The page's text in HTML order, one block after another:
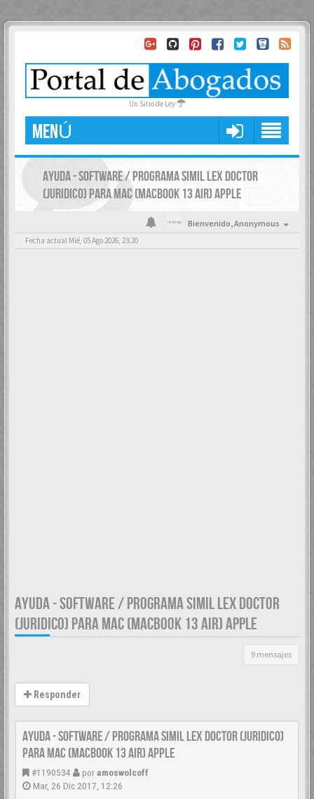
Un Sitio de Ley
MENÚ
AYUDA - SOFTWARE / PROGRAMA SIMIL LEX DOCTOR
(JURIDICO) PARA MAC (MACBOOK 13 AIR) APPLE
Bienvenido,Anonymous
Fecha actual Mié, 05 Ago 2026, 23:20
AYUDA - SOFTWARE / PROGRAMA SIMIL LEX DOCTOR
(JURIDICO) PARA MAC (MACBOOK 13 AIR) APPLE
9 mensajes
Responder
AYUDA - SOFTWARE / PROGRAMA SIMIL LEX DOCTOR (JURIDICO)
PARA MAC (MACBOOK 13 AIR) APPLE
#1190534 poramoswolcoff
Mar, 26 Dic 2017, 12:26